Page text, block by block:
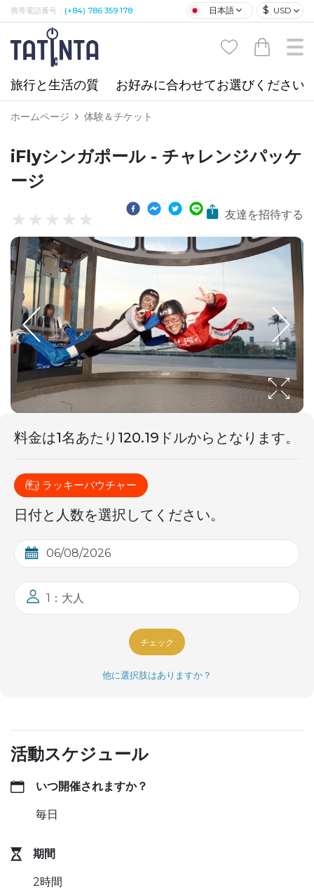
携帯電話番号： (+84) 786 359 178 日本語 $ USD
旅行と生活の質 お好みに合わせてお選びください
ホームページ 体験＆チケット
iFlyシンガポール - チャレンジパッケ
ージ
友達を招待する
料金は1名あたり 120.19ドルからとなります。
ラッキーバウチャー
日付と人数を選択してください。
1：大人
チェック
他に選択肢はありますか？
活動スケジュール
いつ開催されますか？
毎日
期間
2時間